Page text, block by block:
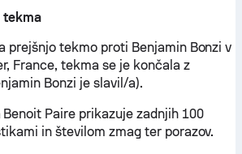
tekma
prejšnjo tekmo proti Benjamin Bonzi v
France, tekma se je končala z
Bonzi je slavil/a).
Paire prikazuje zadnjih 100
in številom zmag ter porazov.